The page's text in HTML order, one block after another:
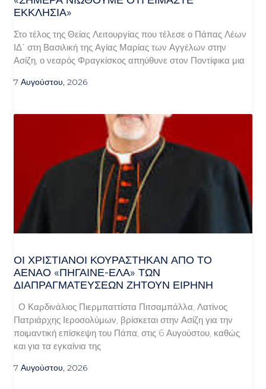
ΕΚΚΛΗΣΊΑ»
Στο τέλος της Θείας Λειτουργίας που τέλεσε ο Πάπας Λέων
ΙΔ΄ στη Βασιλική της Αγίας Μαρίας των Αγγέλων στην
Ασίζη, ο νεαρός Φραγκίσκος απηύθυνε στον Ποντίφικα μια
7 Αυγούστου, 2026
ΟΙ ΧΡΙΣΤΙΑΝΟΊ ΚΟΥΡΆΣΤΗΚΑΝ ΑΠΌ ΤΟ
ΑΈΝΑΟ «ΠΉΓΑΙΝΕ-ΈΛΑ» ΤΩΝ
ΔΙΑΠΡΑΓΜΑΤΕΎΣΕΩΝ ΖΗΤΟΎΝ ΕΙΡΉΝΗ
Ο Καρδινάλιος Πιερμπαττίστα Πιτσαμπάλλα, Λατίνος
Πατριάρχης Ιεροσολύμων, βρίσκεται στην Ασίζη για την
ποιμαντική επίσκεψη του Πάπα, στις 6 Αυγούστου, καθώς
και για τα εγκαίνια της
7 Αυγούστου, 2026